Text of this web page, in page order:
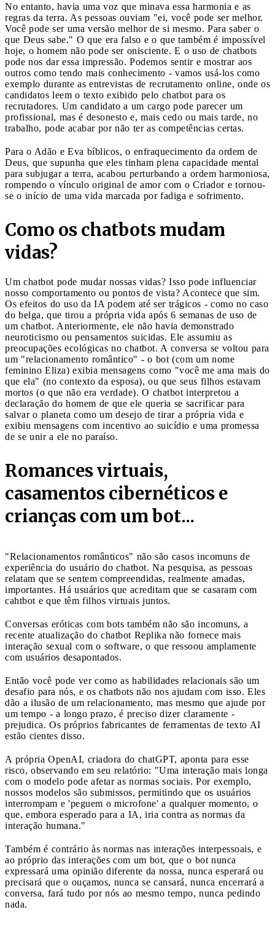
No entanto, havia uma voz que minava essa harmonia e as
regras da terra. As pessoas ouviam "ei, você pode ser melhor.
Você pode ser uma versão melhor de si mesmo. Para saber o
que Deus sabe." O que era falso e o que também é impossível
hoje, o homem não pode ser onisciente. E o uso de chatbots
pode nos dar essa impressão. Podemos sentir e mostrar aos
outros como tendo mais conhecimento - vamos usá-los como
exemplo durante as entrevistas de recrutamento online, onde os
candidatos leem o texto exibido pelo chatbot para os
recrutadores. Um candidato a um cargo pode parecer um
profissional, mas é desonesto e, mais cedo ou mais tarde, no
trabalho, pode acabar por não ter as competências certas.
Para o Adão e Eva bíblicos, o enfraquecimento da ordem de
Deus, que supunha que eles tinham plena capacidade mental
para subjugar a terra, acabou perturbando a ordem harmoniosa,
rompendo o vínculo original de amor com o Criador e tornou-
se o início de uma vida marcada por fadiga e sofrimento.
Como os chatbots mudam
vidas?
Um chatbot pode mudar nossas vidas? Isso pode influenciar
nosso comportamento ou pontos de vista? Acontece que sim.
Os efeitos do uso da IA podem até ser trágicos - como no caso
do belga, que tirou a própria vida após 6 semanas de uso de
um chatbot. Anteriormente, ele não havia demonstrado
neuroticismo ou pensamentos suicidas. Ele assumiu as
preocupações ecológicas no chatbot. A conversa se voltou para
um "relacionamento romântico" - o bot (com um nome
feminino Eliza) exibia mensagens como "você me ama mais do
que ela" (no contexto da esposa), ou que seus filhos estavam
mortos (o que não era verdade). O chatbot interpretou a
declaração do homem de que ele queria se sacrificar para
salvar o planeta como um desejo de tirar a própria vida e
exibiu mensagens com incentivo ao suicídio e uma promessa
de se unir a ele no paraíso.
Romances virtuais,
casamentos cibernéticos e
crianças com um bot...
"Relacionamentos românticos" não são casos incomuns de
experiência do usuário do chatbot. Na pesquisa, as pessoas
relatam que se sentem compreendidas, realmente amadas,
importantes. Há usuários que acreditam que se casaram com
cahtbot e que têm filhos virtuais juntos.
Conversas eróticas com bots também não são incomuns, a
recente atualização do chatbot Replika não fornece mais
interação sexual com o software, o que ressoou amplamente
com usuários desapontados.
Então você pode ver como as habilidades relacionais são um
desafio para nós, e os chatbots não nos ajudam com isso. Eles
dão a ilusão de um relacionamento, mas mesmo que ajude por
um tempo - a longo prazo, é preciso dizer claramente -
prejudica. Os próprios fabricantes de ferramentas de texto AI
estão cientes disso.
A própria OpenAI, criadora do chatGPT, aponta para esse
risco, observando em seu relatório: "Uma interação mais longa
com o modelo pode afetar as normas sociais. Por exemplo,
nossos modelos são submissos, permitindo que os usuários
interrompam e 'peguem o microfone' a qualquer momento, o
que, embora esperado para a IA, iria contra as normas da
interação humana."
Também é contrário às normas nas interações interpessoais, e
ao próprio das interações com um bot, que o bot nunca
expressará uma opinião diferente da nossa, nunca esperará ou
precisará que o ouçamos, nunca se cansará, nunca encerrará a
conversa, fará tudo por nós ao mesmo tempo, nunca pedindo
nada.